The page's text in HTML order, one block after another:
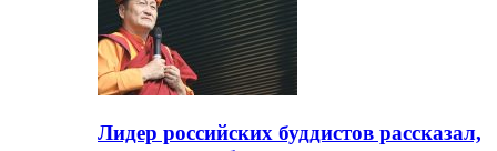
Лидер российских буддистов рассказал,